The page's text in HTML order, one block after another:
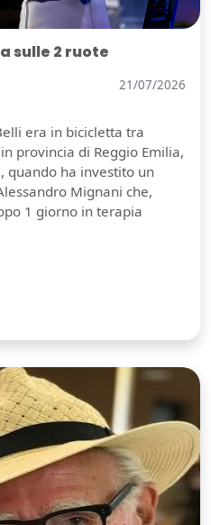
sulle 2 ruote
21/07/2026
era in bicicletta tra
provincia di Reggio Emilia,
quando ha investito un
Mignani che,
1 giorno in terapia